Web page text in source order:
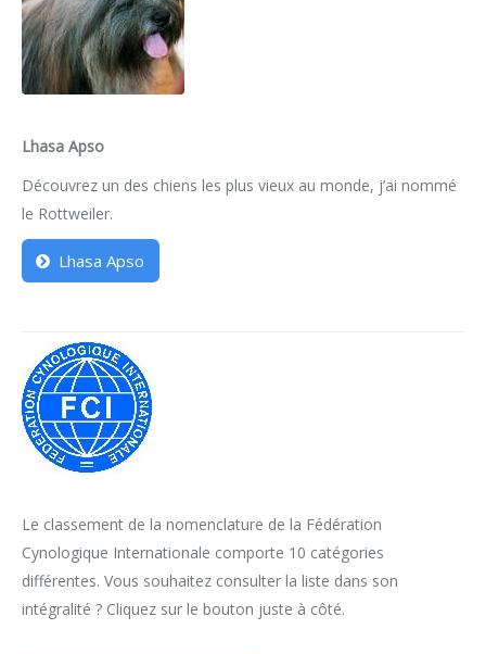
Lhasa Apso
Découvrez un des chiens les plus vieux au monde, j’ai nommé
le Rottweiler.
Lhasa Apso
Le classement de la nomenclature de la Fédération
Cynologique Internationale comporte 10 catégories
différentes. Vous souhaitez consulter la liste dans son
intégralité ? Cliquez sur le bouton juste à côté.